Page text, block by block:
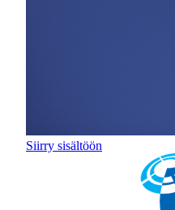
Siirry sisältöön